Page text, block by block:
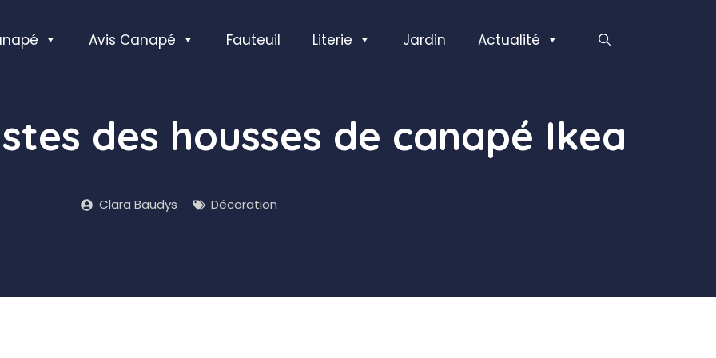
Avis Canapé Fauteuil Literie Jardin Actualité
des housses de canapé Ikea
Clara Baudys Décoration